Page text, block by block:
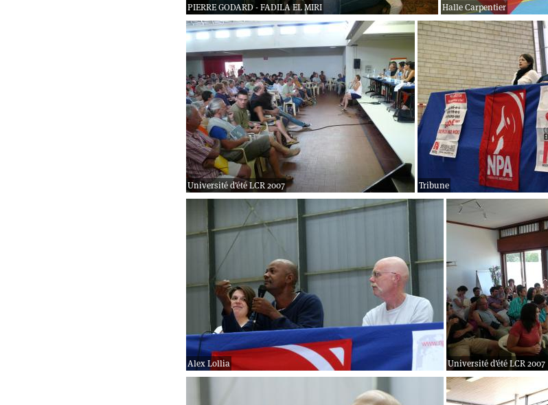
PIERRE GODARD - FADILA EL MIRI Halle Carpentier
Université d'été LCR 2007 Tribune
Alex Lollia Université d'été LCR 2007